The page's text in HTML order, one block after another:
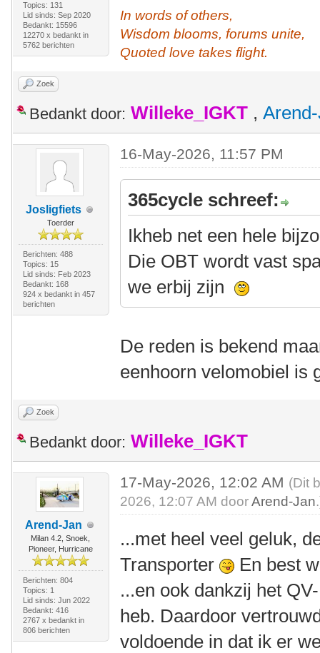
Topics: 131
Lid sinds: Sep 2020
Bedankt: 15596
12270 x bedankt in
5762 berichten
In words of others,
Wisdom blooms, forums unite,
Quoted love takes flight.
Zoek
Bedankt door: Willeke_IGKT ,
Josligfiets
Toerder
Berichten: 488
Topics: 15
Lid sinds: Feb 2023
Bedankt: 168
924 x bedankt in 457
berichten
16-May-2026, 11:57 PM
365cycle schreef:
Ikheb net een hele
Die OBT wordt vast
we erbij zijn
De reden is bekend
eenhoorn velomobiel is
Zoek
Bedankt door: Willeke_IGKT
Arend-Jan
Milan 4.2, Snoek,
Pioneer, Hurricane
Berichten: 804
Topics: 1
Lid sinds: Jun 2022
Bedankt: 416
2767 x bedankt in
806 berichten
17-May-2026, 12:02 AM (Dit
2026, 12:07 AM doorArend-Jan
...met heel veel geluk,
Transporter
En best
...en ook dankzij het
heb. Daardoor
voldoende in dat ik er